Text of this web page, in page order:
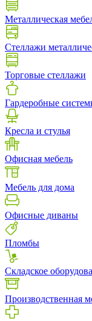
Металлическая
Стеллажи
Торговые стеллажи
Гардеробные
Кресла и стулья
Офисная мебель
Мебель для дома
Офисные диваны
Пломбы
Складское
Производственная